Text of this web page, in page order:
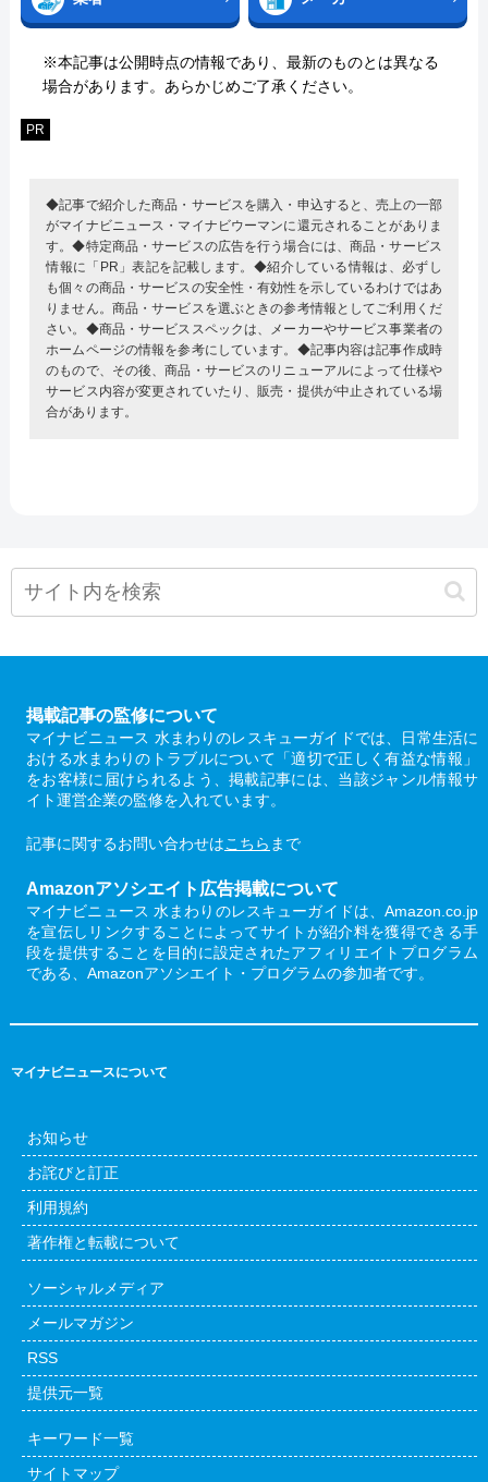
※本記事は公開時点の情報であり、最新のものとは異なる
場合があります。あらかじめご了承ください。
PR
◆記事で紹介した商品・サービスを購入・申込すると、売上の一部
がマイナビニュース・マイナビウーマンに還元されることがありま
す。◆特定商品・サービスの広告を行う場合には、商品・サービス
情報に「PR」表記を記載します。◆紹介している情報は、必ずし
も個々の商品・サービスの安全性・有効性を示しているわけではあ
りません。商品・サービスを選ぶときの参考情報としてご利用くだ
さい。◆商品・サービススペックは、メーカーやサービス事業者の
ホームページの情報を参考にしています。◆記事内容は記事作成時
のもので、その後、商品・サービスのリニューアルによって仕様や
サービス内容が変更されていたり、販売・提供が中止されている場
合があります。
掲載記事の監修について
マイナビニュース 水まわりのレスキューガイドでは、日常生活に
おける水まわりのトラブルについて「適切で正しく有益な情報」
をお客様に届けられるよう、掲載記事には、当該ジャンル情報サ
イト運営企業の監修を入れています。
記事に関するお問い合わせはこちら まで
Amazonアソシエイト広告掲載について
マイナビニュース 水まわりのレスキューガイドは、Amazon.co.jp
を宣伝しリンクすることによってサイトが紹介料を獲得できる手
段を提供することを目的に設定されたアフィリエイトプログラム
である、Amazonアソシエイト・プログラムの参加者です。
マイナビニュースについて
お知らせ
お詫びと訂正
利用規約
著作権と転載について
ソーシャルメディア
メールマガジン
RSS
提供元一覧
キーワード一覧
サイトマップ